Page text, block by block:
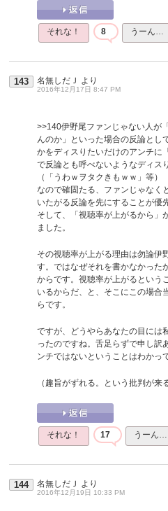
それな！ 8 うーん…
143 名無しだＪ より
2016年12月17日 8:47 PM
>>140伊野尾ファンじゃない人が
んのか」といった場合の反論とし
かをディスりたいだけのアンチに
で反論とも呼べないようなディス
（「うわｗヲタクきもｗｗ」等）
なので確固たる、ファンじゃなく
いたがる反論を先にすることが優
そして、「視聴率が上がるから」
ました。
その視聴率が上がる理由は勿論伊
す。ではなぜそれを書かなかった
からです。視聴率が上がるという
いるからだ、と、そこにこの場合
らです。
ですが、どうやらあなたの目には
ったのですね。舌足らずで申し訳
ンチではないということはわかっ
（趣旨がずれる。という批判が来
それな！ 17 うーん…
144 名無しだＪ より
2016年12月19日 10:33 PM